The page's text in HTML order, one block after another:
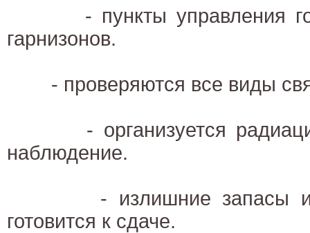
- пункты управления
гарнизонов.
- проверяются все виды
- организуется
наблюдение.
- излишние запасы и
готовится к сдаче.